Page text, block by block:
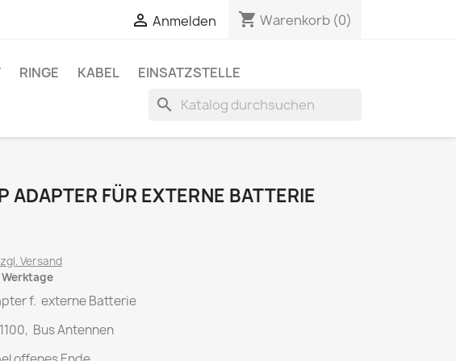
 Anmelden shopping_cart Warenkorb (0)
RINGE KABEL EINSATZSTELLE
search
ADAPTER FÜR EXTERNE BATTERIE
Versand
f. externe Batterie
Bus Antennen